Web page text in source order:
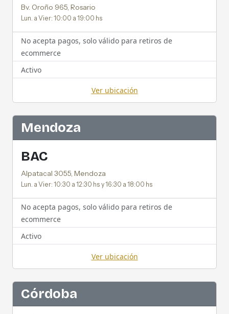
Bv. Oroño 965, Rosario
Lun. a Vier: 10:00 a 19:00 hs
No acepta pagos, solo válido para retiros de
ecommerce
Activo
Ver ubicación
Mendoza
BAC
Alpatacal 3055, Mendoza
Lun. a Vier: 10:30 a 12:30 hs y 16:30 a 18:00 hs
No acepta pagos, solo válido para retiros de
ecommerce
Activo
Ver ubicación
Córdoba